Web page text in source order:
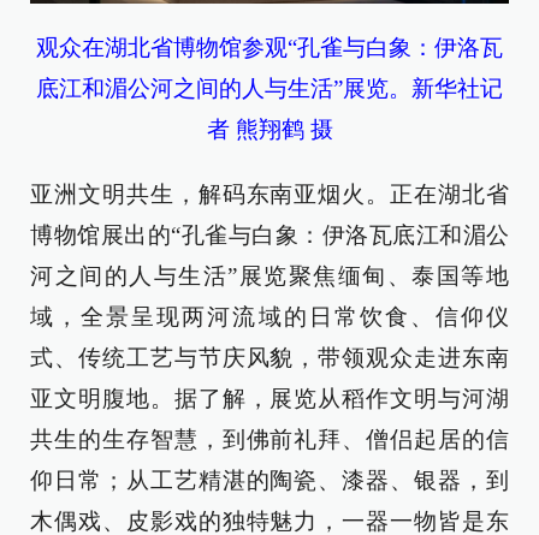
观众在湖北省博物馆参观“孔雀与白象：伊洛瓦
底江和湄公河之间的人与生活”展览。新华社记
者 熊翔鹤 摄
亚洲文明共生，解码东南亚烟火。正在湖北省
博物馆展出的“孔雀与白象：伊洛瓦底江和湄公
河之间的人与生活”展览聚焦缅甸、泰国等地
域，全景呈现两河流域的日常饮食、信仰仪
式、传统工艺与节庆风貌，带领观众走进东南
亚文明腹地。据了解，展览从稻作文明与河湖
共生的生存智慧，到佛前礼拜、僧侣起居的信
仰日常；从工艺精湛的陶瓷、漆器、银器，到
木偶戏、皮影戏的独特魅力，一器一物皆是东